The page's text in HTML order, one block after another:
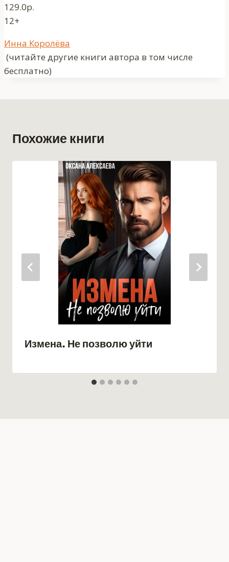
129.0р.
12+
Метки
записи:
Инна Королёва
(читайте другие книги автора в том числе
бесплатно)
Похожие книги
Измена. Не позволю уйти